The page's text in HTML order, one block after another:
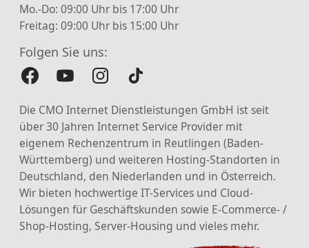
Mo.-Do: 09:00 Uhr bis 17:00 Uhr
Freitag: 09:00 Uhr bis 15:00 Uhr
Folgen Sie uns:
Die CMO Internet Dienstleistungen GmbH ist seit
über 30 Jahren Internet Service Provider mit
eigenem Rechenzentrum in Reutlingen (Baden-
Württemberg) und weiteren Hosting-Standorten in
Deutschland, den Niederlanden und in Österreich.
Wir bieten hochwertige IT-Services und Cloud-
Lösungen für Geschäftskunden sowie E-Commerce- /
Shop-Hosting, Server-Housing und vieles mehr.